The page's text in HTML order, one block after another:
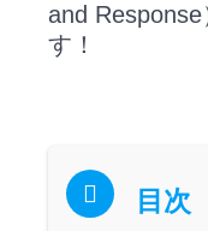
and
す！
目次